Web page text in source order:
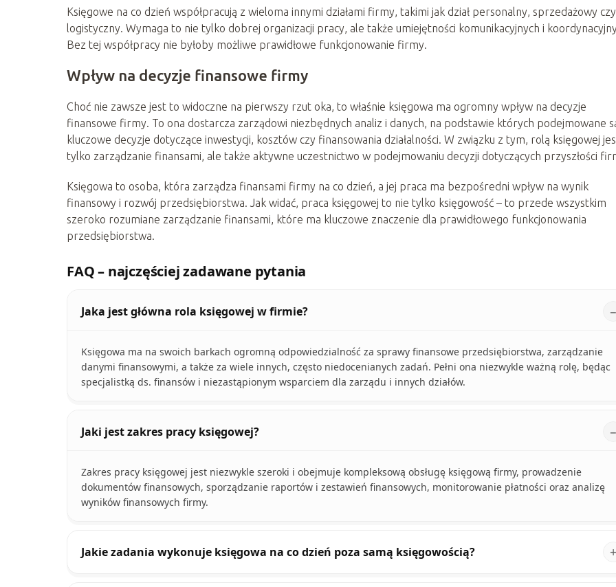
Księgowe na co dzień współpracują z wieloma innymi działami firmy, takimi jak dział personalny, sprzedażowy czy
logistyczny. Wymaga to nie tylko dobrej organizacji pracy, ale także umiejętności komunikacyjnych i
Bez tej współpracy nie byłoby możliwe prawidłowe funkcjonowanie firmy.
Wpływ na decyzje finansowe firmy
Choć nie zawsze jest to widoczne na pierwszy rzut oka, to właśnie księgowa ma ogromny wpływ na decyzje
finansowe firmy. To ona dostarcza zarządowi niezbędnych analiz i danych, na podstawie których podejmowane
kluczowe decyzje dotyczące inwestycji, kosztów czy finansowania działalności. W związku z tym, rolą księgowej
tylko zarządzanie finansami, ale także aktywne uczestnictwo w podejmowaniu decyzji dotyczących przyszłości
Księgowa to osoba, która zarządza finansami firmy na co dzień, a jej praca ma bezpośredni wpływ na wynik
finansowy i rozwój przedsiębiorstwa. Jak widać, praca księgowej to nie tylko księgowość – to przede wszystkim
szeroko rozumiane zarządzanie finansami, które ma kluczowe znaczenie dla prawidłowego funkcjonowania
przedsiębiorstwa.
FAQ – najczęściej zadawane pytania
Jaka jest główna rola księgowej w firmie?
Księgowa ma na swoich barkach ogromną odpowiedzialność za sprawy finansowe przedsiębiorstwa, zarządzanie
danymi finansowymi, a także za wiele innych, często niedocenianych zadań. Pełni ona niezwykle ważną rolę, będąc
specjalistką ds. finansów i niezastąpionym wsparciem dla zarządu i innych działów.
Jaki jest zakres pracy księgowej?
Zakres pracy księgowej jest niezwykle szeroki i obejmuje kompleksową obsługę księgową firmy, prowadzenie
dokumentów finansowych, sporządzanie raportów i zestawień finansowych, monitorowanie płatności oraz analizę
wyników finansowych firmy.
Jakie zadania wykonuje księgowa na co dzień poza samą księgowością?